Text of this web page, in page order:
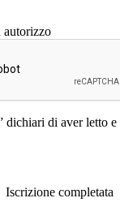
autorizzo
di aver letto e
Iscrizione completata